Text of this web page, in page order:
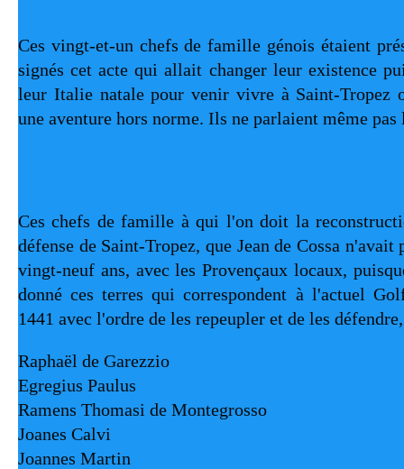
Ces vingt-et-un chefs de famille génois étaient
signés cet acte qui allait changer leur existence
leur Italie natale pour venir vivre à Saint-Tropez
une aventure hors norme. Ils ne parlaient même pas
Ces chefs de famille à qui l'on doit la
défense de Saint-Tropez, que Jean de Cossa n'avait
vingt-neuf ans, avec les Provençaux locaux,
donné ces terres qui correspondent à l'actuel
1441 avec l'ordre de les repeupler et de les
Raphaël de Garezzio
Egregius Paulus
Ramens Thomasi de Montegrosso
Joanes Calvi
Joannes Martin